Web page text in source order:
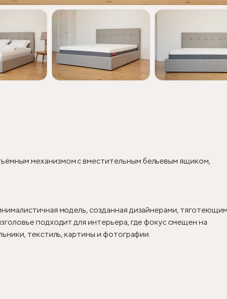
механизмом с вместительным бельевым ящиком,
модель, созданная дизайнерами,
подходит для интерьера, где фокус смещен на
текстиль, картины и фотографии.